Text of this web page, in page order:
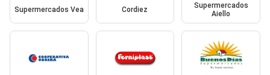
Supermercados Vea Cordiez
Supermercados
Aiello